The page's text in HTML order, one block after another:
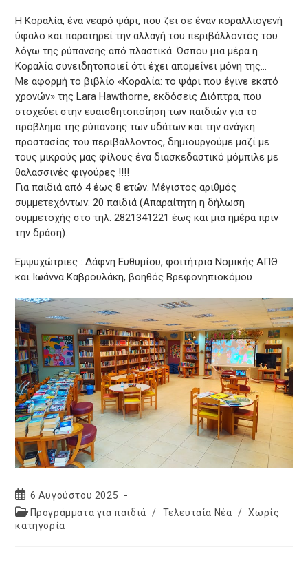
Η Κοραλία, ένα νεαρό ψάρι, που ζει σε έναν κοραλλιογενή
ύφαλο και παρατηρεί την αλλαγή του περιβάλλοντός του
λόγω της ρύπανσης από πλαστικά. Ώσπου μια μέρα η
Κοραλία συνειδητοποιεί ότι έχει απομείνει μόνη της…
Με αφορμή το βιβλίο «Κοραλία: το ψάρι που έγινε εκατό
χρονών» της Lara Hawthorne, εκδόσεις Διόπτρα, που
στοχεύει στην ευαισθητοποίηση των παιδιών για το
πρόβλημα της ρύπανσης των υδάτων και την ανάγκη
προστασίας του περιβάλλοντος, δημιουργούμε μαζί με
τους μικρούς μας φίλους ένα διασκεδαστικό μόμπιλε με
θαλασσινές φιγούρες !!!!
Για παιδιά από 4 έως 8 ετών. Μέγιστος αριθμός
συμμετεχόντων: 20 παιδιά (Απαραίτητη η δήλωση
συμμετοχής στο τηλ. 2821341221 έως και μια ημέρα πριν
την δράση).
Εμψυχώτριες : Δάφνη Ευθυμίου, φοιτήτρια Νομικής ΑΠΘ
και Ιωάννα Καβρουλάκη, βοηθός Βρεφονηπιοκόμου
Post
published:
6 Αυγούστου 2025
Post
category:
Προγράμματα για παιδιά / Τελευταία Νέα / Χωρίς
κατηγορία